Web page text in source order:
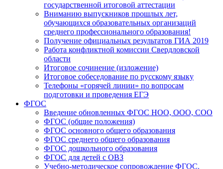
государственной итоговой аттестации
Вниманию выпускников прошлых лет,
обучающихся образовательных организаций
среднего профессионального образования!
Получение официальных результатов ГИА 2019
Работа конфликтной комиссии Свердловской
области
Итоговое сочинение (изложение)
Итоговое собеседование по русскому языку
Телефоны «горячей линии» по вопросам
подготовки и проведения ЕГЭ
ФГОС
Введение обновленных ФГОС НОО, ООО, СОО
ФГОС (общие положения)
ФГОС основного общего образования
ФГОС среднего общего образования
ФГОС дошкольного образования
ФГОС для детей с ОВЗ
Учебно-методическое сопровождение ФГОС.